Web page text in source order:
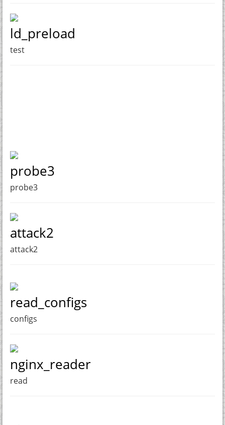
ld_preload
test
probe3
probe3
attack2
attack2
read_configs
configs
nginx_reader
read